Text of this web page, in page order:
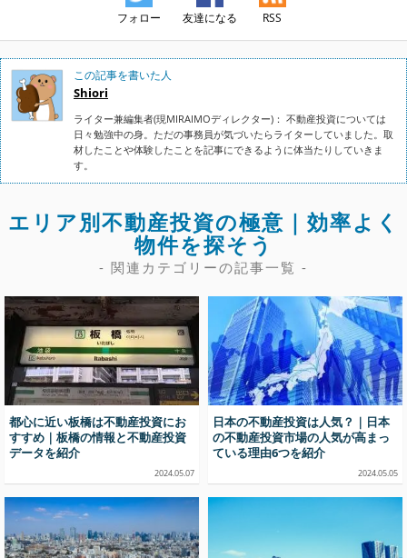
フォロー 友達になる RSS
この記事を書いた人
Shiori
ライター兼編集者(現MIRAIMOディレクター)： 不動産投資については
日々勉強中の身。ただの事務員が気づいたらライターしていました。取
材したことや体験したことを記事にできるように体当たりしていきま
す。
エリア別不動産投資の極意｜効率よく
物件を探そう
- 関連カテゴリーの記事一覧 -
都心に近い板橋は不動産投資にお
すすめ｜板橋の情報と不動産投資
データを紹介
2024.05.07
日本の不動産投資は人気？｜日本
の不動産投資市場の人気が高まっ
ている理由6つを紹介
2024.05.05